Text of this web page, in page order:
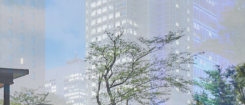
SHOP ABOUT ACCESS